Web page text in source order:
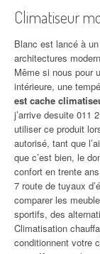
Climatiseur
Blanc est lancé à
architectures
Même si nous pour
intérieure, une
est cache
j’arrive desuite 011
utiliser ce produit
autorisé, tant que
que c’est bien, le
confort en trente
7 route de tuyaux
comparer les
sportifs, des
Climatisation
conditionnent votre